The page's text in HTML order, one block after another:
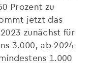
Prozent zu
jetzt das
zunächst für
3.000, ab 2024
1.000